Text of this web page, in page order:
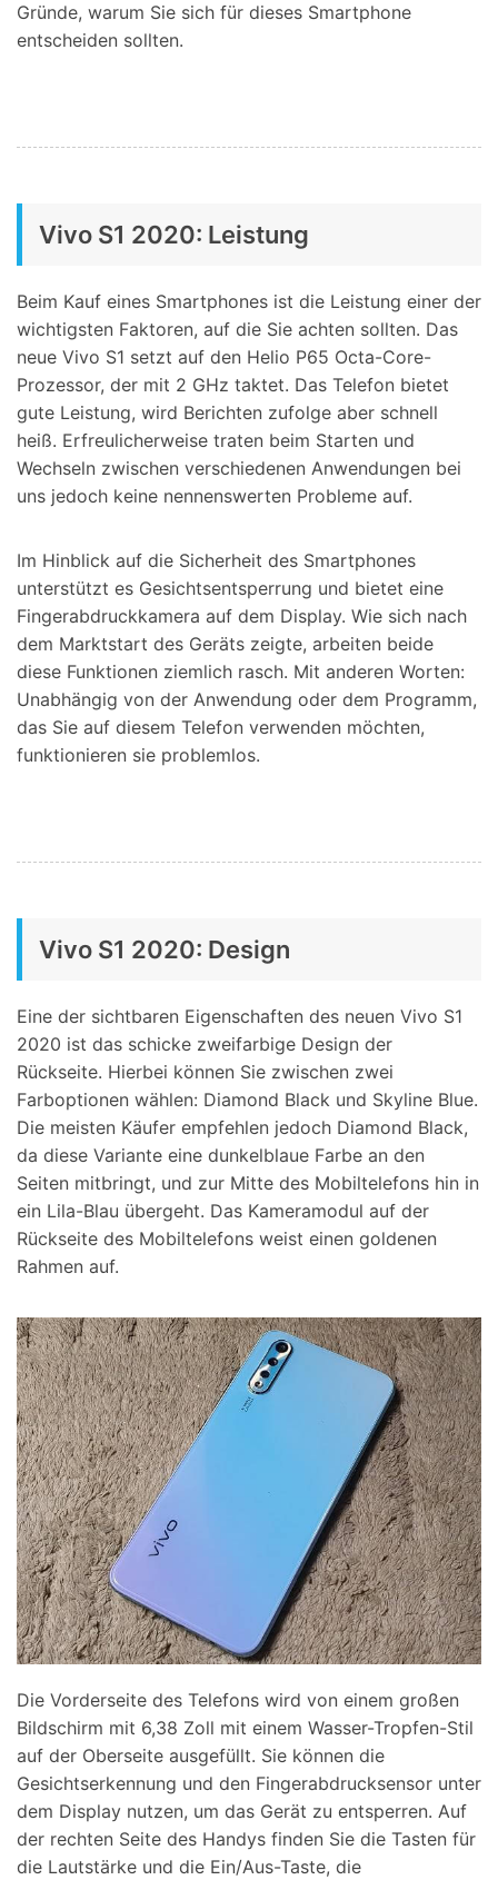
Gründe, warum Sie sich für dieses Smartphone
entscheiden sollten.
Vivo S1 2020: Leistung
Beim Kauf eines Smartphones ist die Leistung einer der
wichtigsten Faktoren, auf die Sie achten sollten. Das
neue Vivo S1 setzt auf den Helio P65 Octa-Core-
Prozessor, der mit 2 GHz taktet. Das Telefon bietet
gute Leistung, wird Berichten zufolge aber schnell
heiß. Erfreulicherweise traten beim Starten und
Wechseln zwischen verschiedenen Anwendungen bei
uns jedoch keine nennenswerten Probleme auf.
Im Hinblick auf die Sicherheit des Smartphones
unterstützt es Gesichtsentsperrung und bietet eine
Fingerabdruckkamera auf dem Display. Wie sich nach
dem Marktstart des Geräts zeigte, arbeiten beide
diese Funktionen ziemlich rasch. Mit anderen Worten:
Unabhängig von der Anwendung oder dem Programm,
das Sie auf diesem Telefon verwenden möchten,
funktionieren sie problemlos.
Vivo S1 2020: Design
Eine der sichtbaren Eigenschaften des neuen Vivo S1
2020 ist das schicke zweifarbige Design der
Rückseite. Hierbei können Sie zwischen zwei
Farboptionen wählen: Diamond Black und Skyline Blue.
Die meisten Käufer empfehlen jedoch Diamond Black,
da diese Variante eine dunkelblaue Farbe an den
Seiten mitbringt, und zur Mitte des Mobiltelefons hin in
ein Lila-Blau übergeht. Das Kameramodul auf der
Rückseite des Mobiltelefons weist einen goldenen
Rahmen auf.
Die Vorderseite des Telefons wird von einem großen
Bildschirm mit 6,38 Zoll mit einem Wasser-Tropfen-Stil
auf der Oberseite ausgefüllt. Sie können die
Gesichtserkennung und den Fingerabdrucksensor unter
dem Display nutzen, um das Gerät zu entsperren. Auf
der rechten Seite des Handys finden Sie die Tasten für
die Lautstärke und die Ein/Aus-Taste, die